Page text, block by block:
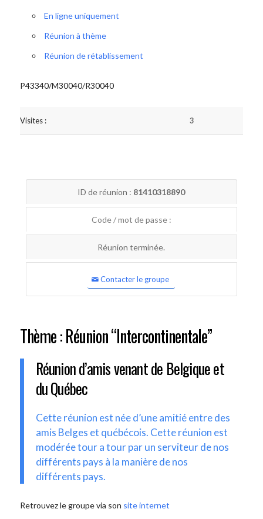
En ligne uniquement
Réunion à thème
Réunion de rétablissement
P43340/M30040/R30040
Visites : 3
ID de réunion : 81410318890
Code / mot de passe :
Réunion terminée.
Contacter le groupe
Thème : Réunion “Intercontinentale”
Réunion d’amis venant de Belgique et
du Québec
Cette réunion est née d’une amitié entre des
amis Belges et québécois. Cette réunion est
modérée tour a tour par un serviteur de nos
différents pays à la manière de nos
différents pays.
Retrouvez le groupe via son site internet